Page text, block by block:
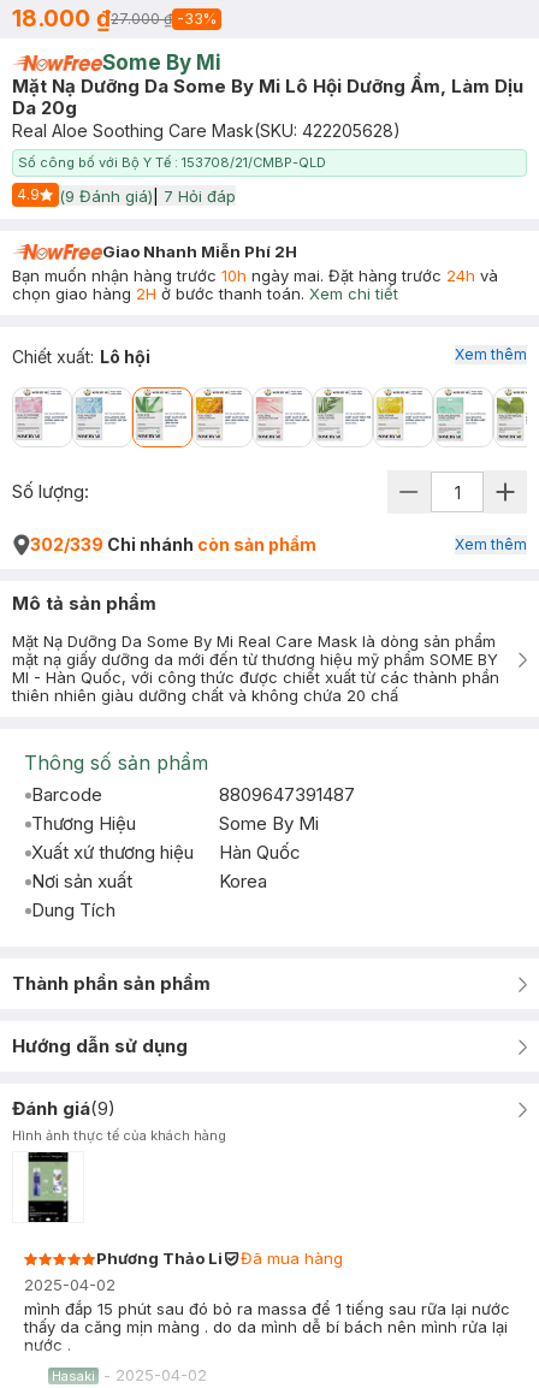
18.000 ₫27.000 ₫ -33%
Some By Mi
Mặt Nạ Dưỡng Da Some By Mi Lô Hội Dưỡng Ẩm, Làm Dịu
Da 20g
Real Aloe Soothing Care Mask(SKU: 422205628)
Số công bố với Bộ Y Tế : 153708/21/CMBP-QLD
4.9
Start Icon
(9 Đánh giá) 7 Hỏi đáp
Giao Nhanh Miễn Phí 2H
Bạn muốn nhận hàng trước 10h ngày mai. Đặt hàng trước 24h và
chọn giao hàng 2H ở bước thanh toán. Xem chi tiết
Chiết xuất: Lô hội Xem thêm
Số lượng:
302/339 Chi nhánh còn sản phẩm Xem thêm
Mô tả sản phẩm
Mặt Nạ Dưỡng Da Some By Mi Real Care Mask là dòng sản phẩm
mặt nạ giấy dưỡng da mới đến từ thương hiệu mỹ phẩm SOME BY
MI - Hàn Quốc, với công thức được chiết xuất từ các thành phần
thiên nhiên giàu dưỡng chất và không chứa 20 chấ
Thông số sản phẩm
Barcode
8809647391487
Thương Hiệu
Some By Mi
Xuất xứ thương hiệu
Hàn Quốc
Nơi sản xuất
Korea
Dung Tích
Thành phần sản phẩm
Hướng dẫn sử dụng
Đánh giá(9)
Hình ảnh thực tế của khách hàng
Phương Thảo Li
Đã mua hàng
2025-04-02
mình đắp 15 phút sau đó bỏ ra massa để 1 tiếng sau rữa lại nước
thấy da căng mịn màng . do da mình dễ bí bách nên mình rửa lại
nước .
Hasaki - 2025-04-02